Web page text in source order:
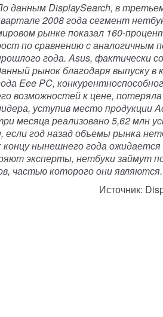
данным DisplaySearch, в
2008 года сегмент
рынке показал 160-
по сравнению с аналогичным
года. Asus, фактически
рынок благодаря выпуску в
Eee PC,
возможностей к цене,
уступив место продукции
месяца реализовано 5,62 млн
если год назад объемы рынка
нынешнего года
эксперты, нетбуки займут
частью которого они являются.
Источник: